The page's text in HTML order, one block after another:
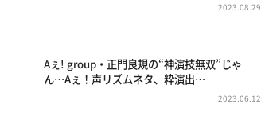
2023.08.29
Aぇ! group・正門良規の“神演技無双”じゃ
ん…Aぇ！声リズムネタ、粋演出…
2023.06.12